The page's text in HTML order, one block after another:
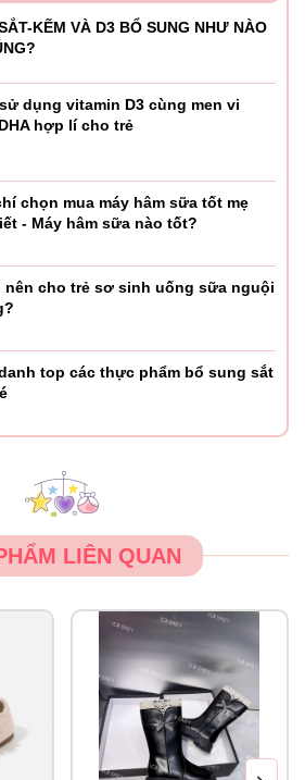
KẼM VÀ D3 BỔ SUNG NHƯ NÀO
dụng vitamin D3 cùng men vi
hợp lí cho trẻ
chọn mua máy hâm sữa tốt mẹ
- Máy hâm sữa nào tốt?
nên cho trẻ sơ sinh uống sữa nguội
top các thực phẩm bổ sung sắt
LIÊN QUAN